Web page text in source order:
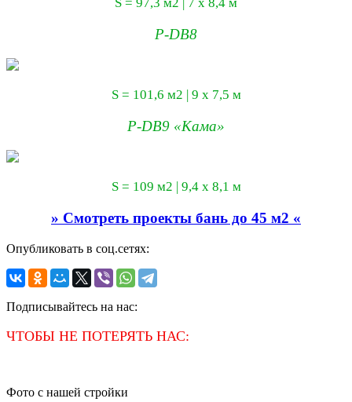
S = 97,3 м2 | 7 х 8,4 м
P-DB8
S = 101,6 м2 | 9 х 7,5 м
P-DB9 «Кама»
S = 109 м2 | 9,4 х 8,1 м
» Смотреть проекты бань до 45 м2 «
Опубликовать в соц.сетях:
Подписывайтесь на нас:
ЧТОБЫ НЕ ПОТЕРЯТЬ НАС:
Фото с нашей стройки